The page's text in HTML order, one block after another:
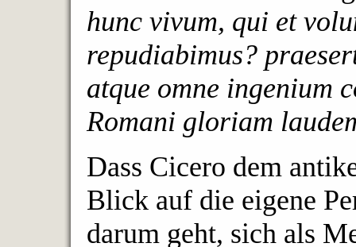
hunc vivum, qui et
repudiabimus?
atque omne ingenium
Romani gloriam
Dass Cicero dem
Blick auf die eigene
darum geht, sich als